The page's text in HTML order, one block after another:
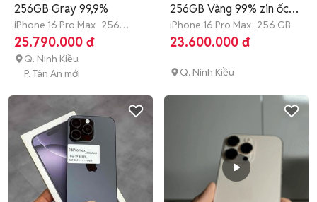
256GB Gray 99,9%
iPhone 16 Pro Max 256
GB Còn bảo hành
25.790.000 đ
Q. Ninh Kiều
P. Tân An mới
256GB Vàng 99% zin ốc
áp
iPhone 16 Pro Max 256 GB
23.600.000 đ
Q. Ninh Kiều